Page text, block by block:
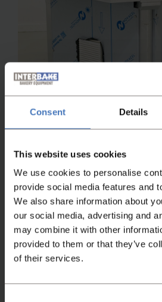
Consent Details
This website uses cookies
We use cookies to personalise
provide social media features and
We also share information about
our social media, advertising and
may combine it with other
provided to them or that they’ve
of their services.
Kegelrundwirker
WP CR 59
4674
Weitere